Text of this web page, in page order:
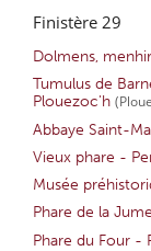
Finistère 29
Dolmens,
Tumulus de
Plouezoc'h
Abbaye Saint-
Vieux phare -
Musée
Phare de la
Phare du Four -